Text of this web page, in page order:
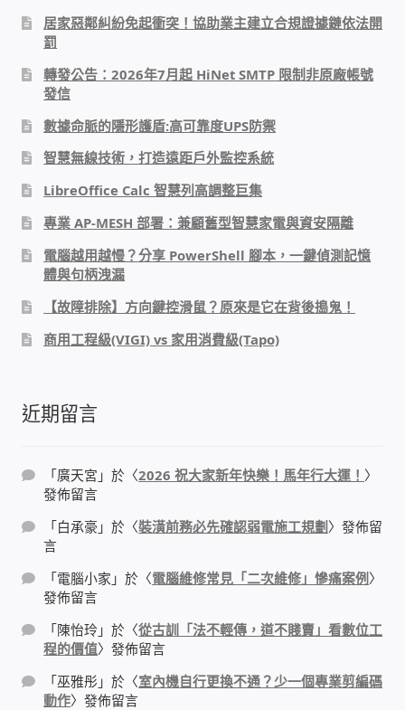
PHP程式設計
網路 工具 軟體 手冊
監視器安裝維修
監視器租賃方案
防盜保全-安防設備
昇銳電子(HI SHARP)智慧科技
太陽能系統監視器
監視器 信和 TBC 固定IP
監視器RS485開門開鐵門開燈開保全
監控健檢‧舊換新專案
監視器異地備份備援
監控安防 工具 軟體 手冊
居家惡鄰糾紛免起衝突！協助業主建立合規證據鏈依法開
罰
轉發公告：2026年7月起 HiNet SMTP 限制非原廠帳號
發信
數據命脈的隱形護盾:高可靠度UPS防禦
智慧無線技術，打造遠距戶外監控系統
LibreOffice Calc 智慧列高調整巨集
專業 AP-MESH 部署：兼顧舊型智慧家電與資安隔離
電腦越用越慢？分享 PowerShell 腳本，一鍵偵測記憶
體與句柄洩漏
【故障排除】方向鍵控滑鼠？原來是它在背後搗鬼！
商用工程級(VIGI) vs 家用消費級(Tapo)
近期留言
「廣天宮 」於〈2026 祝大家新年快樂！馬年行大運！ 〉
發佈留言
「白承豪 」於〈裝潢前務必先確認弱電施工規劃〉發佈留
言
「電腦小家 」於〈電腦維修常見「二次維修」慘痛案例〉
發佈留言
「陳怡玲 」於〈從古訓「法不輕傳，道不賤賣」看數位工
程的價值〉發佈留言
「巫雅彤 」於〈室內機自行更換不通？少一個專業剪編碼
動作〉發佈留言